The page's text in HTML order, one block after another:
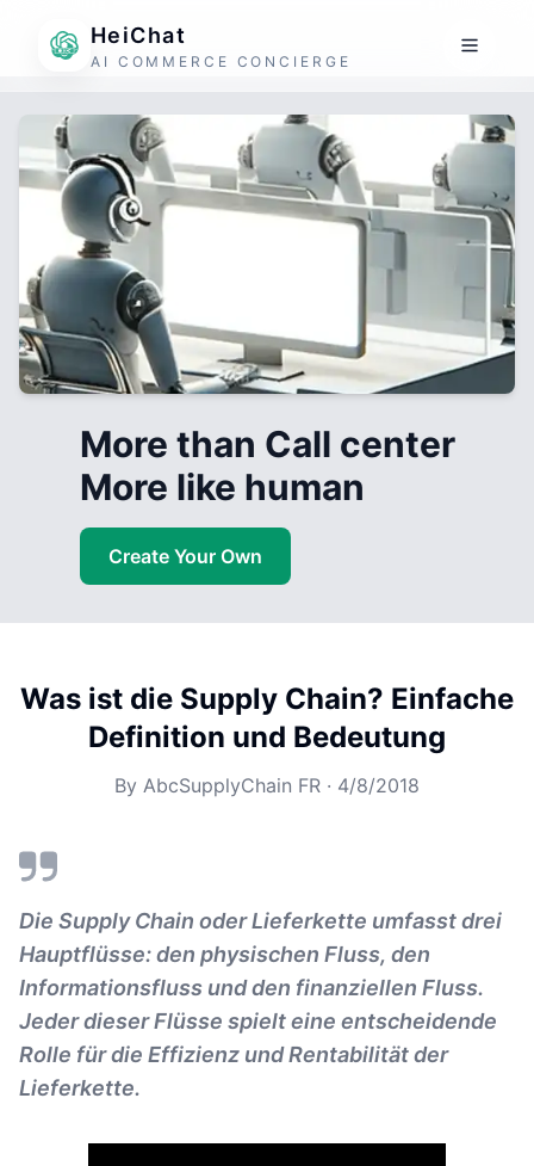
HeiChat
AI COMMERCE CONCIERGE
More than Call center
More like human
Create Your Own
Was ist die Supply Chain? Einfache
Definition und Bedeutung
By AbcSupplyChain FR · 4/8/2018
Die Supply Chain oder Lieferkette umfasst drei
Hauptflüsse: den physischen Fluss, den
Informationsfluss und den finanziellen Fluss.
Jeder dieser Flüsse spielt eine entscheidende
Rolle für die Effizienz und Rentabilität der
Lieferkette.